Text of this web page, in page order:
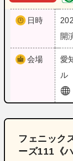
日時
開
会場 愛
ル
フェニック
ーズ111《